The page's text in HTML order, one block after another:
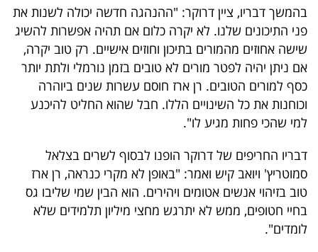
40
UNDER
40
שיתופי
דרושים
ניוזלטרים
בהמשך דבריו, ציין דרוקר: "ההנהגה חדשה יכולה לשנות את
פני התיכונים שלנו. לא יקרה כלום אם תהיה אפשרות להשיג
שישה אחוזים מהמורים בתיכון וחוזים אישיים. רק טוב יקרה,
אם ניתן יהיה לפטר מורים לא טובים בזמן נורמלי ולתת יותר
כסף למורים הטובים. רן ארז חוסם עשרות שנים ביוהרה
וכוחנות את כל השינויים הללו. חבל שהוא החליט להיכנע
למי שהכי פחות מגיע לו".
דבריו החריפים של דרוקר הופנו לבסוף לשרים בצלאל
סמוטריץ' ויואב קיש ואמר: "באופן לא מקרי כנראה, רן ארז
טוב בזיהוי אנשים אטומים ויהירים. הוא הבין שמי שליבו גס
בחיי חטופים, ממש לא יתרגש מחצי מיליון תלמידים שלא
לומדים".